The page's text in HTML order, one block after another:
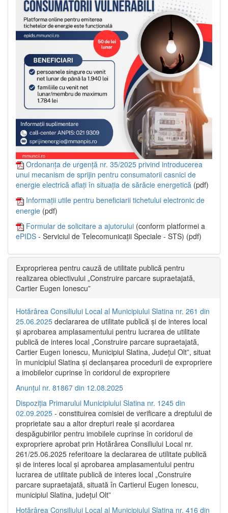
Ordonanța de urgență nr. 35/2025 privind introducerea
unui mecanism de sprijin pentru consumatorii casnici de
energie electrică aflați în situația de sărăcie energetică (pdf)
Informații utile pentru beneficiarii tichetului electronic de
energie (pdf)
Formular de solicitare a ajutorului (conform platformei a
ePIDS - Serviciul de Telecomunicații Speciale - STS) (pdf)
Exproprierea pentru cauză de utilitate publică pentru
realizarea obiectivului „Construire parcare supraetajată,
Cartier Eugen Ionescu”
Hotărârea Consiliului Local al Municipiului Slatina nr. 261 din
25.06.2025 declararea de utilitate publică și de interes local
și aprobarea amplasamentului pentru lucrarea de utilitate
publică de interes local „Construire parcare supraetajată,
Cartier Eugen Ionescu, Municipiul Slatina, Județul Olt”, situat
în municipiul Slatina și declanșarea procedurii de expropriere
a imobilelor cuprinse în coridorul de expropriere
Anunțul nr. 81867 din 12.08.2025
Dispoziția Primarului Municipiului Slatina nr. 1245 din
02.09.2025 - constituirea comisiei de verificare a dreptului de
proprietate sau a altor drepturi reale și acordarea
despăgubirilor pentru imobilele cuprinse în coridorul de
expropriere aprobat prin Hotărârea Consiliului Local nr.
261/25.06.2025 referitoare la declararea de utilitate publică
și de interes local și aprobarea amplasamentului pentru
lucrarea de utilitate publică de interes local „Construire
parcare supraetajată, situată în Cartierul Eugen Ionescu,
municipiul Slatina, județul Olt”
Hotărârea Consiliului Local al Municipiului Slatina nr. 416 din